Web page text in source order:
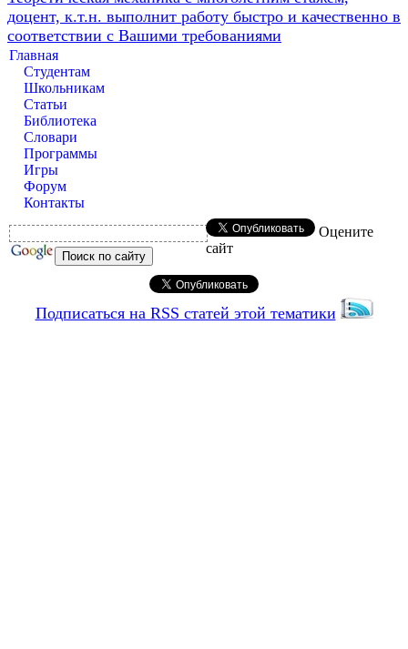
доцент, к.т.н. выполнит работу быстро и качественно в
соответствии с Вашими требованиями
Главная
Студентам
Школьникам
Статьи
Библиотека
Словари
Программы
Игры
Форум
Контакты
Оцените
сайт
Подписаться на RSS статей этой тематики